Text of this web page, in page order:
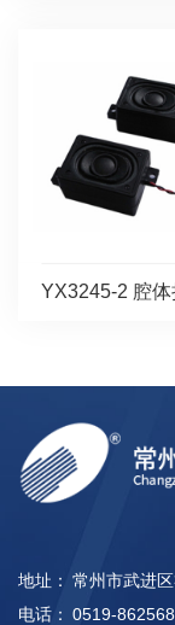
YX3245-2 腔体
地址： 常州市武进
电话： 0519-